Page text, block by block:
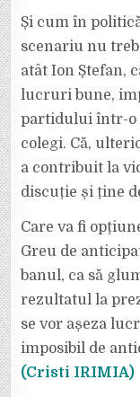
Și cum în
scenariu nu
atât Ion Ștefan,
lucruri bune,
partidului într-o
colegi. Că,
a contribuit la
discuție și ține
Care va fi
Greu de
banul, ca să
rezultatul la
se vor așeza
imposibil de
(Cristi IRIMIA)